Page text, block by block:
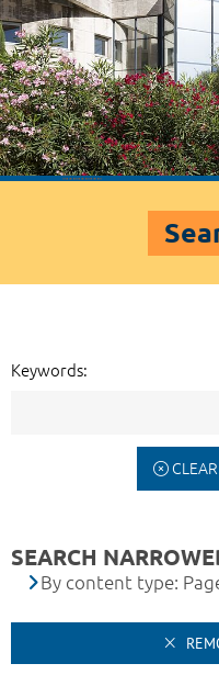
Keywords:
CLEAR
SEARCH
By content type: